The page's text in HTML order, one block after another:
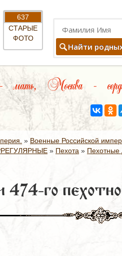
637
СТАРЫЕ
ФОТО
Найти
Москва –
» Военные Российской
» Пехота » Пехотные
474-го